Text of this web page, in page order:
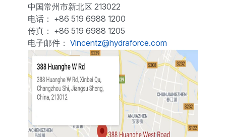
中国常州市新北区 213022
电话： +86 519 6988 1200
传真： +86 519 6988 1205
电子邮件： Vincentz@hydraforce.com